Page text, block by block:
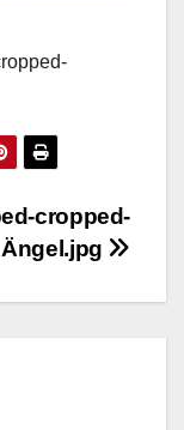
cropped-
Ängel.jpg